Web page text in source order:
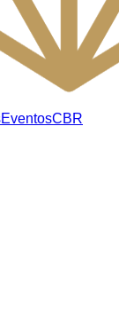
EventosCBR